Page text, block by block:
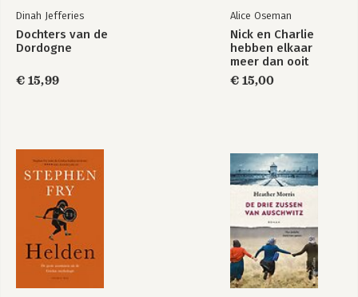
Dinah Jefferies
Dochters van de
Dordogne
€ 15,99
Alice Oseman
Nick en Charlie
hebben elkaar
meer dan ooit
nodig…
€ 15,00